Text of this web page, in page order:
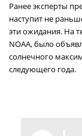
Ранее эксперты
наступит не
эти ожидания. На
NOAA, было
солнечного
следующего года.